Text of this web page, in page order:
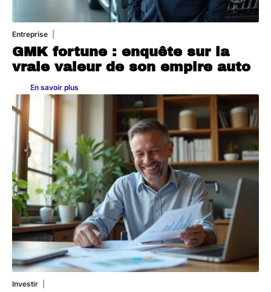
Entreprise
GMK fortune : enquête sur la
vraie valeur de son empire auto
En savoir plus
Investir